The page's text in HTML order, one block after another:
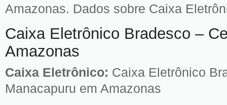
Amazonas. Dados sobre Caixa
Caixa Eletrônico Bradesco –
Amazonas
Caixa Eletrônico: Caixa Eletrônico
Manacapuru em Amazonas